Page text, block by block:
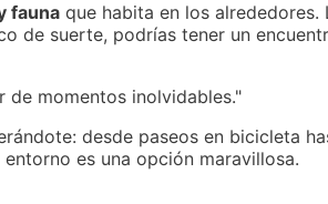
fauna que habita en los
de suerte, podrías tener un
de momentos inolvidables."
desde paseos en bicicleta
es una opción maravillosa.